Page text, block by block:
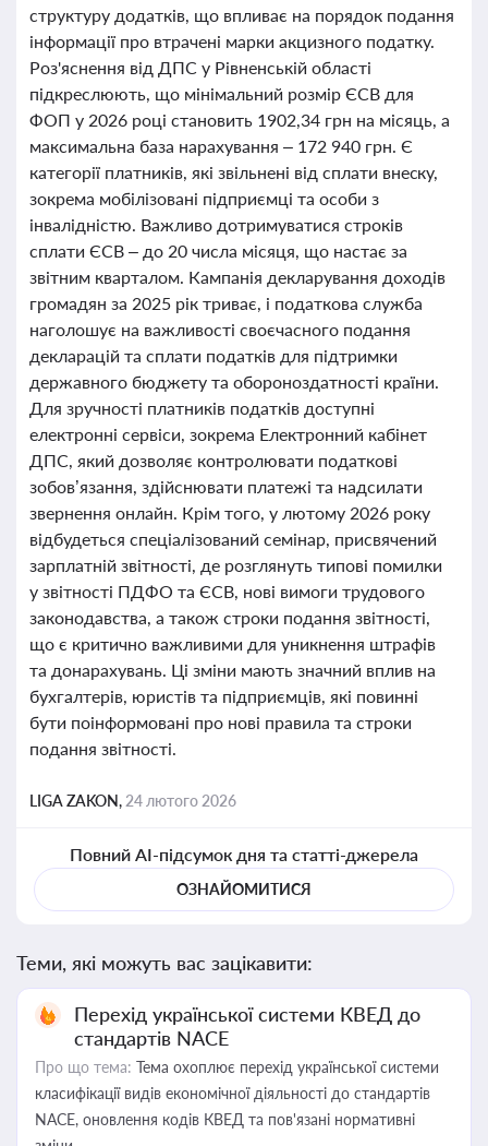
структуру додатків, що впливає на порядок подання
інформації про втрачені марки акцизного податку.
Роз'яснення від ДПС у Рівненській області
підкреслюють, що мінімальний розмір ЄСВ для
ФОП у 2026 році становить 1902,34 грн на місяць, а
максимальна база нарахування – 172 940 грн. Є
категорії платників, які звільнені від сплати внеску,
зокрема мобілізовані підприємці та особи з
інвалідністю. Важливо дотримуватися строків
сплати ЄСВ – до 20 числа місяця, що настає за
звітним кварталом. Кампанія декларування доходів
громадян за 2025 рік триває, і податкова служба
наголошує на важливості своєчасного подання
декларацій та сплати податків для підтримки
державного бюджету та обороноздатності країни.
Для зручності платників податків доступні
електронні сервіси, зокрема Електронний кабінет
ДПС, який дозволяє контролювати податкові
зобов’язання, здійснювати платежі та надсилати
звернення онлайн. Крім того, у лютому 2026 року
відбудеться спеціалізований семінар, присвячений
зарплатній звітності, де розглянуть типові помилки
у звітності ПДФО та ЄСВ, нові вимоги трудового
законодавства, а також строки подання звітності,
що є критично важливими для уникнення штрафів
та донарахувань. Ці зміни мають значний вплив на
бухгалтерів, юристів та підприємців, які повинні
бути поінформовані про нові правила та строки
подання звітності.
LIGA ZAKON, 24 лютого 2026
Повний AI-підсумок дня та статті-джерела
ОЗНАЙОМИТИСЯ
Теми, які можуть вас зацікавити:
Перехід української системи КВЕД до
стандартів NACE
Про що тема: Тема охоплює перехід української системи
класифікації видів економічної діяльності до стандартів
NACE, оновлення кодів КВЕД та пов'язані нормативні